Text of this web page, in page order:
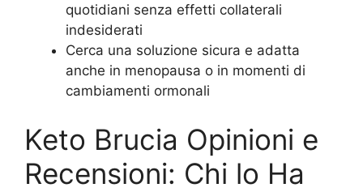
quotidiani senza effetti collaterali
indesiderati
Cerca una soluzione sicura e adatta
anche in menopausa o in momenti di
cambiamenti ormonali
Keto Brucia Opinioni e
Recensioni: Chi lo Ha